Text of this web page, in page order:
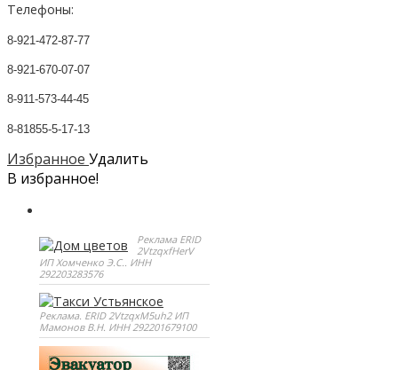
Телефоны:
8-921-472-87-77
8-921-670-07-07
8-911-573-44-45
8-81855-5-17-13
Избранное Удалить
В избранное!
Реклама ERID
2VtzqxfHerV
ИП Хомченко Э.С.. ИНН
292203283576
Реклама. ERID 2VtzqxM5uh2 ИП
Мамонов В.Н. ИНН 292201679100